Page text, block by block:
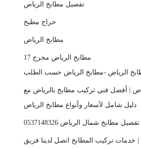
تفصيل مطابخ الرياض
حراج مطبخ
مطابخ الرياض
مطابخ الرياض مخرج 17
الرياض -مطابخ الرياض حسب الطلب
| أفضل فني تركيب مطابخ بالرياض مع
دليل شامل لأسعار وأنواع مطابخ الرياض
تفصيل مطابخ شمال الرياض 0537148326
خدمات تركيب المطابخ اتصل لدينا فريق